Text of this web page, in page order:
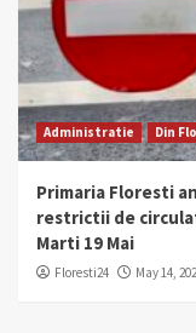
Administratie Din
Primaria Floresti
restrictii de
Marti 19 Mai
Floresti24 May 14,